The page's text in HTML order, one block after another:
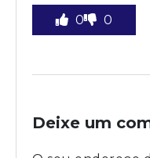
0 0
Deixe um